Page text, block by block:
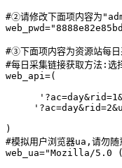
#②请修改下面项内容为
#③下面项内容为资源站每
#每日采集链接获取方法:
web_api=(
)
#模拟用户浏览器ua,请勿随
web_ua="Mozilla/5.0